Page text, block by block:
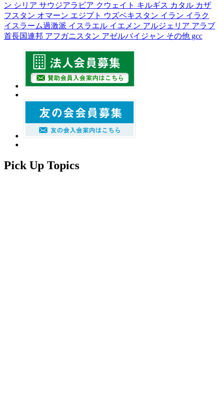
ン シリア サウジアラビア クウェイト キルギス カタル カザ
フスタン オマーン エジプト ウズベキスタン イラン イラク
イスラーム過激派 イスラエル イエメン アルジェリア アラブ
首長国連邦 アフガニスタン アゼルバイジャン その他 gcc
Pick Up Topics